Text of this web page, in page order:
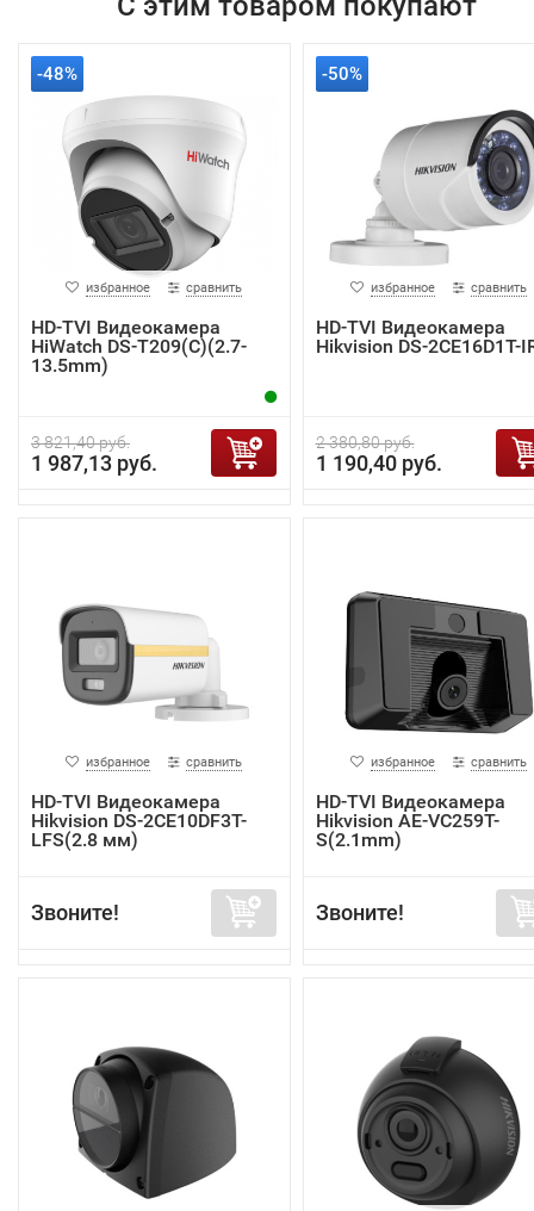
-48%
избранное сравнить
HD-TVI Видеокамера
HiWatch DS-T209(C)(2.7-
13.5mm)
3 821,40 руб.
1 987,13 руб.
-50%
избранное сравнить
HD-TVI Видеокамера
Hikvision DS-2CE16D1T-
2 380,80 руб.
1 190,40 руб.
избранное сравнить
HD-TVI Видеокамера
Hikvision DS-2CE10DF3T-
LFS(2.8 мм)
Звоните!
избранное сравнить
HD-TVI Видеокамера
Hikvision AE-VC259T-
S(2.1mm)
Звоните!